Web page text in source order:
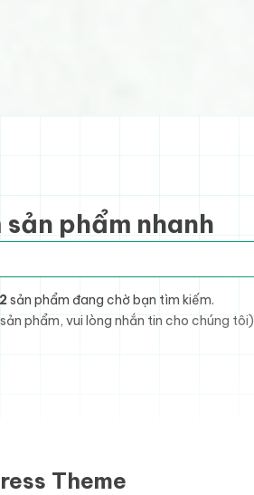
phẩm nhanh
sản phẩm đang chờ bạn tìm kiếm.
phẩm, vui lòng nhắn tin cho chúng tôi)
Theme